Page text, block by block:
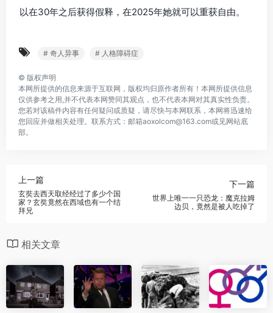
以在30年之后获得假释，在2025年她就可以重获自由。
# 奇人异事 # 人格障碍症
© 版权声明
本网所提供的信息来源于互联网，版权均归原作者所有！本网所提供信息
仅供参考之用,并不代表本网赞同其观点，也不代表本网对其真实性负责。
您若对该稿件内容有任何疑问或质疑，请尽快与本网联系，本网将迅速给
您回应并做相关处理。联系方式：邮箱aoxolcom@163.com或见网站底
部。
上一篇
玄奘去西天取经经过了多少个国
家？玄奘竟然在西域也有一个结
拜兄
下一篇
世界上唯一一只恐龙：魔克拉姆
边贝，竟然是被人吃掉了
相关文章